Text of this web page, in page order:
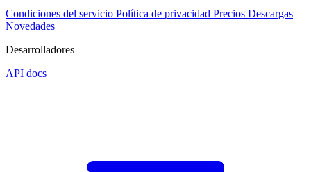
Condiciones del servicio Política de privacidad Precios Descargas
Novedades
Desarrolladores
API docs